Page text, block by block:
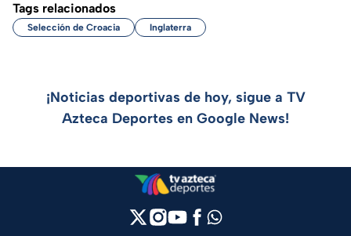
Tags relacionados
Selección de Croacia Inglaterra
¡Noticias deportivas de hoy, sigue a TV
Azteca Deportes en Google News!